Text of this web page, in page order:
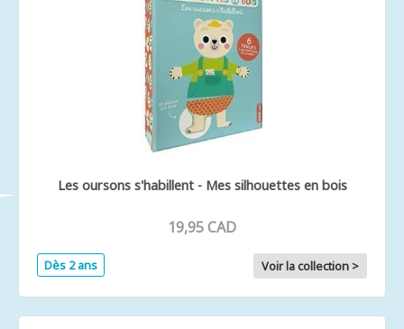
Les oursons s'habillent - Mes silhouettes en bois
19,95 CAD
Dès 2 ans Voir la collection >